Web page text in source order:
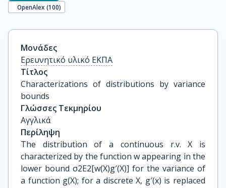
OpenAlex (100)
Μονάδες
Ερευνητικό υλικό ΕΚΠΑ
Τίτλος
Characterizations of distributions by variance
bounds
Γλώσσες Τεκμηρίου
Αγγλικά
Περίληψη
The distribution of a continuous r.v. X is
characterized by the function w appearing in the
lower bound σ2E2[w(X)g′(X)] for the variance of
a function g(X); for a discrete X, g′(x) is replaced